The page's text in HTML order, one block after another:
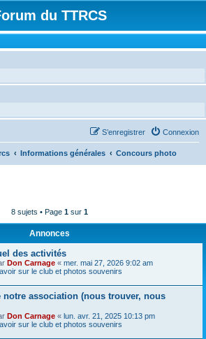
du TTRCS
Connexion
S’enregistrer
Informations générales Concours photo
8 sujets • Page 1 sur 1
Annonces
des activités
Don Carnage « mer. mai 27, 2026 9:02 am
sur le club et photos souvenirs
notre association (nous trouver, nous
Don Carnage « lun. avr. 21, 2025 10:13 pm
sur le club et photos souvenirs